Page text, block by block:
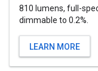
810 lumens, full-
dimmable to 0.2%.
LEARN MORE